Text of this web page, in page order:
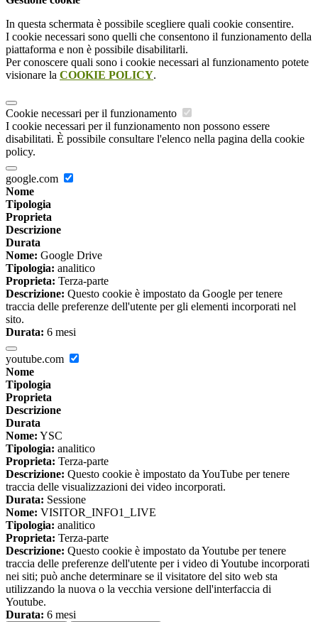
In questa schermata è possibile scegliere quali cookie consentire.
I cookie necessari sono quelli che consentono il funzionamento della
piattaforma e non è possibile disabilitarli.
Per conoscere quali sono i cookie necessari al funzionamento potete
visionare la COOKIE POLICY.
Cookie necessari per il funzionamento
I cookie necessari per il funzionamento non possono essere
disabilitati. È possibile consultare l'elenco nella pagina della cookie
policy.
google.com
Nome
Tipologia
Proprieta
Descrizione
Durata
Nome: Google Drive
Tipologia: analitico
Proprieta: Terza-parte
Descrizione: Questo cookie è impostato da Google per tenere
traccia delle preferenze dell'utente per gli elementi incorporati nel
sito.
Durata: 6 mesi
youtube.com
Nome
Tipologia
Proprieta
Descrizione
Durata
Nome: YSC
Tipologia: analitico
Proprieta: Terza-parte
Descrizione: Questo cookie è impostato da YouTube per tenere
traccia delle visualizzazioni dei video incorporati.
Durata: Sessione
Nome: VISITOR_INFO1_LIVE
Tipologia: analitico
Proprieta: Terza-parte
Descrizione: Questo cookie è impostato da Youtube per tenere
traccia delle preferenze dell'utente per i video di Youtube incorporati
nei siti; può anche determinare se il visitatore del sito web sta
utilizzando la nuova o la vecchia versione dell'interfaccia di
Youtube.
Durata: 6 mesi